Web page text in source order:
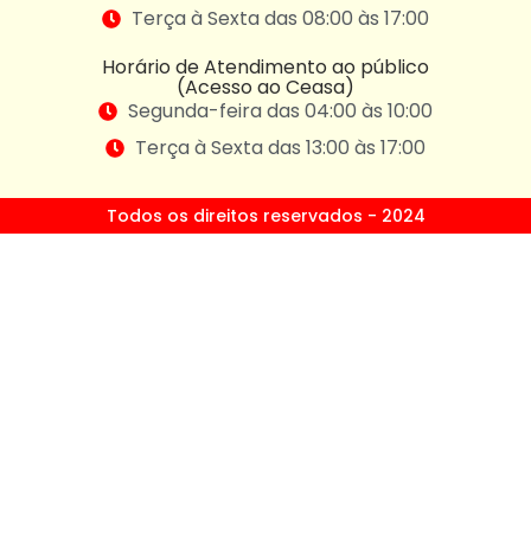
Terça à Sexta das 08:00 às 17:00
Horário de Atendimento ao público
(Acesso ao Ceasa)
Segunda-feira das 04:00 às 10:00
Terça à Sexta das 13:00 às 17:00
Todos os direitos reservados - 2024